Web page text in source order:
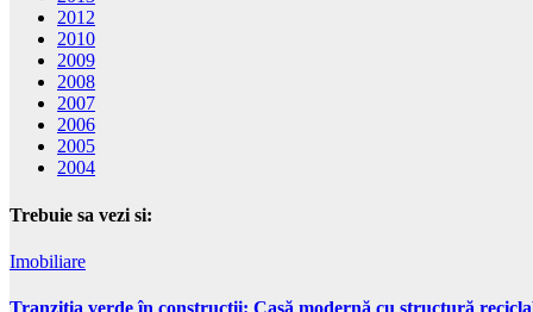
2012
2010
2009
2008
2007
2006
2005
2004
Trebuie sa vezi si:
Imobiliare